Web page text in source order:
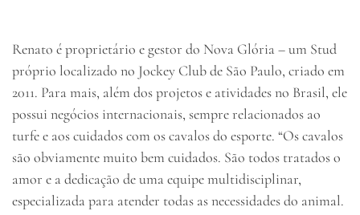
Renato é proprietário e gestor do Nova Glória – um Stud
próprio localizado no Jockey Club de São Paulo, criado em
2011. Para mais, além dos projetos e atividades no Brasil, ele
possui negócios internacionais, sempre relacionados ao
turfe e aos cuidados com os cavalos do esporte. “Os cavalos
são obviamente muito bem cuidados. São todos tratados o
amor e a dedicação de uma equipe multidisciplinar,
especializada para atender todas as necessidades do animal.